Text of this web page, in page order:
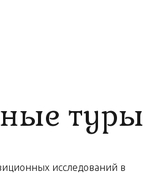
туры
исследований в